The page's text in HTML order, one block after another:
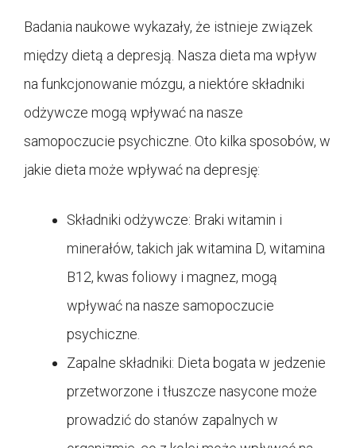
Badania naukowe wykazały, że istnieje związek
między dietą a depresją. Nasza dieta ma wpływ
na funkcjonowanie mózgu, a niektóre składniki
odżywcze mogą wpływać na nasze
samopoczucie psychiczne. Oto kilka sposobów, w
jakie dieta może wpływać na depresję:
Składniki odżywcze: Braki witamin i
minerałów, takich jak witamina D, witamina
B12, kwas foliowy i magnez, mogą
wpływać na nasze samopoczucie
psychiczne.
Zapalne składniki: Dieta bogata w jedzenie
przetworzone i tłuszcze nasycone może
prowadzić do stanów zapalnych w